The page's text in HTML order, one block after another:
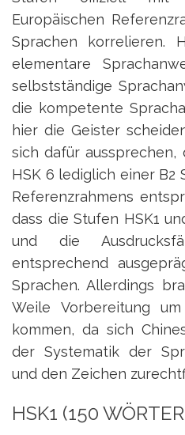
Europäischen
Sprachen korrelieren.
elementare
selbstständige
die kompetente
hier die Geister
sich dafür
HSK 6 lediglich einer B2
Referenzrahmens
dass die Stufen HSK1
und die
entsprechend
Sprachen. Allerdings
Weile Vorbereitung
kommen, da sich
der Systematik der
und den Zeichen
HSK1 (150